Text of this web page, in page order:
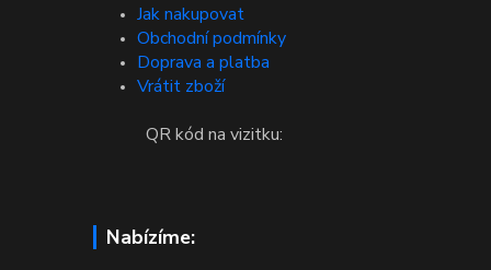
Jak nakupovat
Obchodní podmínky
Doprava a platba
Vrátit zboží
QR kód na vizitku:
Nabízíme: